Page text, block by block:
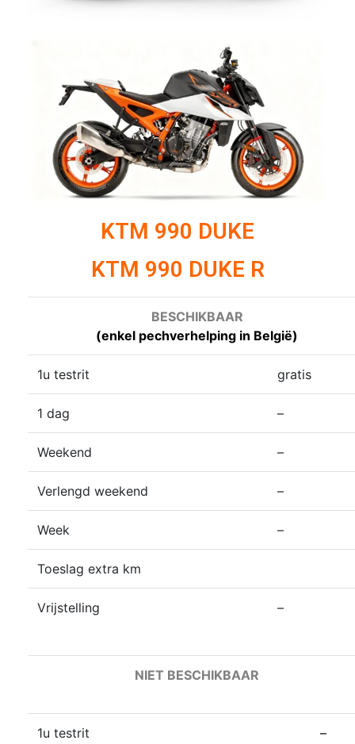
KTM 990 DUKE
KTM 990 DUKE R
BESCHIKBAAR
(enkel pechverhelping in België)
1u testrit gratis
1 dag –
Weekend –
Verlengd weekend –
Week –
Toeslag extra km
Vrijstelling –
NIET BESCHIKBAAR
1u testrit –